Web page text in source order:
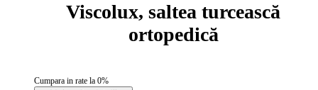
Viscolux, saltea turcească
ortopedică
Cumpara in rate la 0%